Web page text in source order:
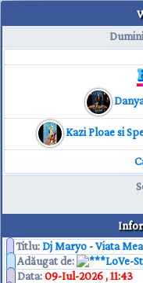
Kazi Ploae si
Titlu:Dj Maryo - Viata Mea
Adăugat de:
**LoVe-
Data:09-Iul-2026 , 11:43